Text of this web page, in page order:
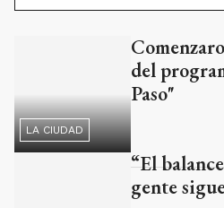
LA CIUDAD
del
Paso"
“El
gente